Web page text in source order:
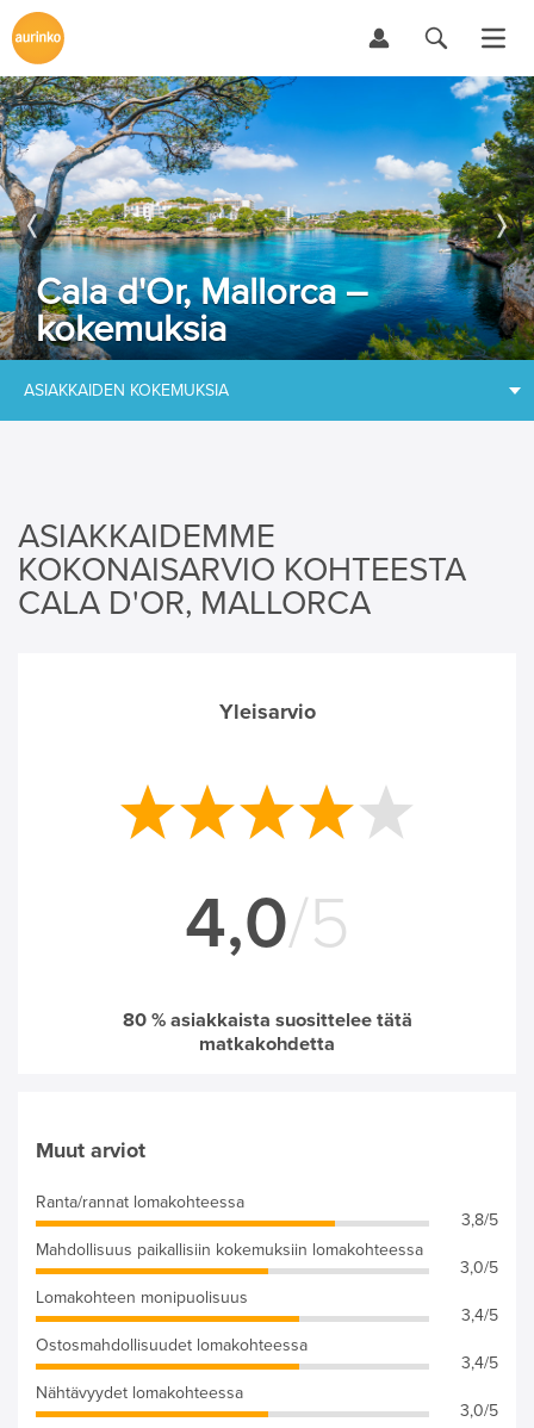
Cala d'Or, Mallorca –
kokemuksia
ASIAKKAIDEN KOKEMUKSIA
ASIAKKAIDEMME
KOKONAISARVIO KOHTEESTA
CALA D'OR, MALLORCA
Yleisarvio
4,0/5
80% asiakkaista suosittelee tätä
matkakohdetta
Muut arviot
Ranta/rannat lomakohteessa
3,8/5
Mahdollisuus paikallisiin kokemuksiin lomakohteessa
3,0/5
Lomakohteen monipuolisuus
3,4/5
Ostosmahdollisuudet lomakohteessa
3,4/5
Nähtävyydet lomakohteessa
3,0/5